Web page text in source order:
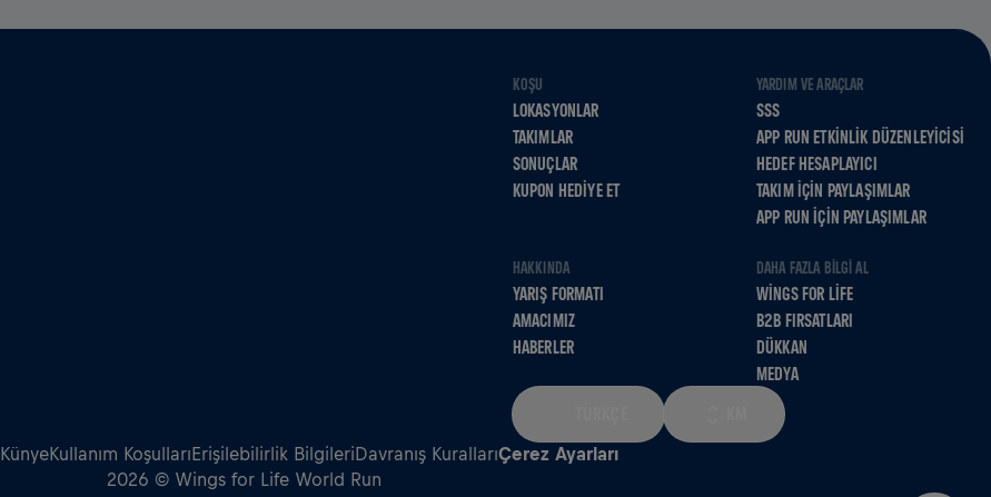
KOŞU
LOKASYONLAR
TAKIMLAR
SONUÇLAR
KUPON HEDIYE ET
YARDIM VE ARAÇLAR
SSS
APP RUN ETKINLIK DÜZENLEYICISI
HEDEF HESAPLAYICI
TAKIM İÇIN PAYLAŞIMLAR
APP RUN İÇIN PAYLAŞIMLAR
HAKKINDA
YARIŞ FORMATI
AMACIMIZ
HABERLER
DAHA FAZLA BILGI AL
WINGS FOR LIFE
B2B FIRSATLARI
DÜKKAN
MEDYA
KünyeKullanım KoşullarıErişilebilirlik BilgileriDavranış KurallarıÇerez Ayarları
2026 © Wings for Life World Run